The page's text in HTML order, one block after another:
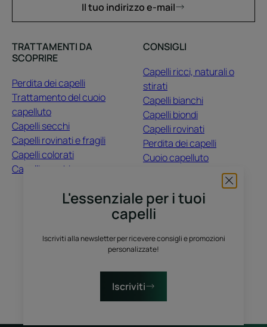
L'essenziale per i tuoi
capelli
Iscriviti alla newsletter per ricevere consigli e promozioni
personalizzate!
Iscriviti
Il tuo indirizzo e-mail
TRATTAMENTI DA
SCOPRIRE
Perdita dei capelli
Trattamento del cuoio
capelluto
Capelli secchi
Capelli rovinati e fragili
Capelli colorati
Capelli opachi
CONSIGLI
Capelli ricci, naturali o
stirati
Capelli bianchi
Capelli biondi
Capelli rovinati
Perdita dei capelli
Cuoio capelluto
CHI SIAMO
ContattiDomande frequenti
Raccolta differenziata dei prodotti vendita
Raccolta differenziata dei campioni prova gratuiti